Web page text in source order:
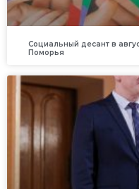
Социальный десант в
Поморья